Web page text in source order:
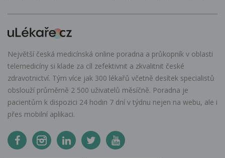
Největší česká medicínská online poradna a průkopník v oblasti
telemedicíny si klade za cíl zefektivnit a zkvalitnit české
zdravotnictví. Tým více jak 300 lékařů včetně desítek specialistů
obslouží průměrně 2 500 uživatelů měsíčně. Poradna je
pacientům k dispozici 24 hodin 7 dní v týdnu nejen na webu, ale i
přes mobilní aplikaci.